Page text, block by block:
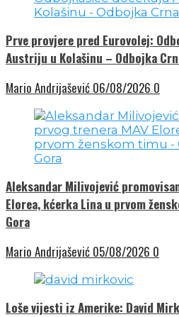
Prve provjere pred Eurovolej:
Austriju u Kolašinu – Odbojka
Mario Andrijašević 06/08/2026 0
Aleksandar Milivojević
Elorea, kćerka Lina u prvom
Gora
Mario Andrijašević 05/08/2026 0
Loše vijesti iz Amerike: David